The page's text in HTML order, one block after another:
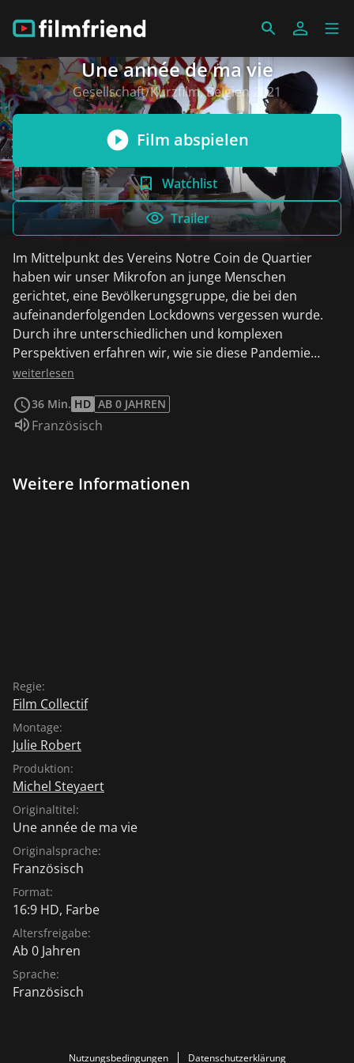
Une année de ma vie
Gesellschaft/Kurzfilm, Belgien 2021
Film abspielen
Watchlist
Trailer
Im Mittelpunkt des Vereins Notre Coin de Quartier
haben wir unser Mikrofon an junge Menschen
gerichtet, eine Bevölkerungsgruppe, die bei den
aufeinanderfolgenden Lockdowns vergessen wurde.
Durch ihre unterschiedlichen und komplexen
Perspektiven erfahren wir, wie sie diese Pandemie
erlebt haben, die ihre Jugend mit Sicherheit verändert
weiterlesen
36 Min. HD AB 0 JAHREN
Sprache:
Französisch
Weitere Informationen
Regie:
Film Collectif
Montage:
Julie Robert
Produktion:
Michel Steyaert
Originaltitel:
Une année de ma vie
Originalsprache:
Französisch
Format:
16:9 HD, Farbe
Altersfreigabe:
Ab 0 Jahren
Sprache:
Französisch
Nutzungsbedingungen Datenschutzerklärung